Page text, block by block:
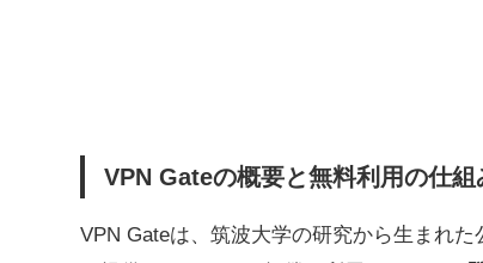
VPN Gateの概要と無料利用の仕
VPN Gateは、筑波大学の研究から生まれ